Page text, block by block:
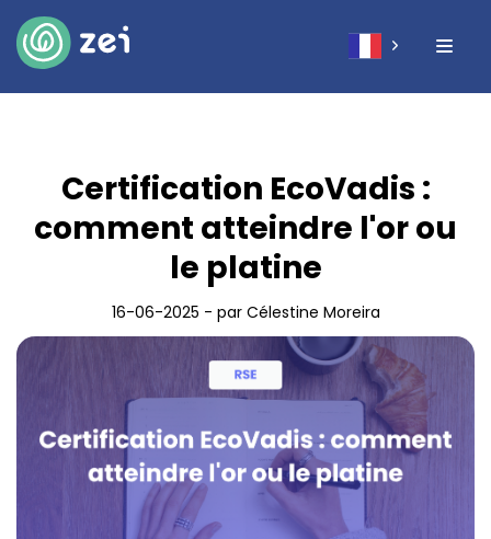
Certification EcoVadis :
comment atteindre l'or ou
le platine
16-06-2025 - par Célestine Moreira